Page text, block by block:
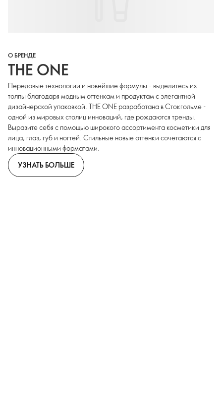
О БРЕНДЕ
THE ONE
Передовые технологии и новейшие формулы - выделитесь из
толпы благодаря модным оттенкам и продуктам с элегантной
дизайнерской упаковкой. THE ONE разработана в Стокгольме -
одной из мировых столиц инноваций, где рождаются тренды.
Выразите себя с помощью широкого ассортимента косметики для
лица, глаз, губ и ногтей. Стильные новые оттенки сочетаются с
инновационными форматами.
УЗНАТЬ БОЛЬШЕ